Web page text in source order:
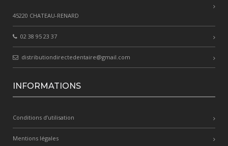
45220 CHATEAU-RENARD
02 38 95 23 37
distributiondirectedentaire@gmail.com
INFORMATIONS
Conditions d’utilisation
Mentions légales